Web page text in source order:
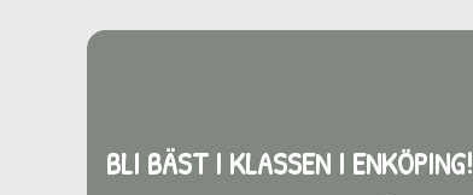
BLI BÄST I KLASSEN I ENKÖPING!